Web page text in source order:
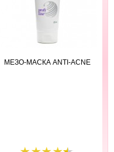
МЕЗО-МАСКА ANTI-ACNE